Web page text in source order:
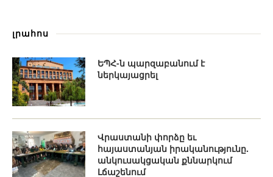
լրահոս
ԵՊՀ-ն պարզաբանում է
ներկայացրել
Վրաստանի փորձը եւ
հայաստանյան իրականությունը.
անկուսակցական քննարկում
Լճաշենում